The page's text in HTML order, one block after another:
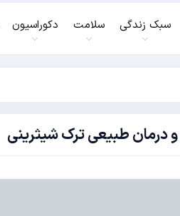
سبک زندگی سلامت دکوراسیون
درمان طبیعی ترک شیثرینی